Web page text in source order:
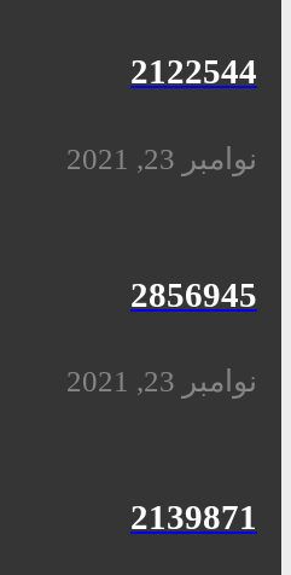
2122544
نوامبر 23, 2021
2856945
نوامبر 23, 2021
2139871